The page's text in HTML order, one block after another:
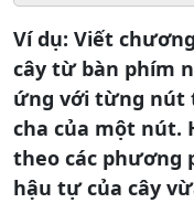
Ví dụ: Viết
cây từ bàn phím
ứng với từng nút
cha của một nút.
theo các
hậu tự của cây